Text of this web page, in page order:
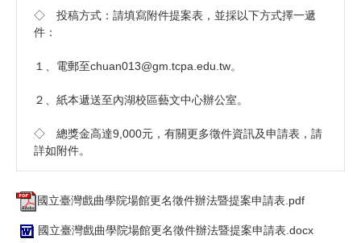
◇ 投稿方式：請填寫附件提案表，並採以下方式擇一遞
件：
１、電郵至chuan013@gm.tcpa.edu.tw。
２、紙本遞送至內湖校區藝文中心辦公室。
◇ 總獎金高達9,000元，有關更多徵件資訊及申請表，請
詳如附件。
國立臺灣戲曲學院場館更名徵件辦法暨提案申請表.pdf
國立臺灣戲曲學院場館更名徵件辦法暨提案申請表.docx